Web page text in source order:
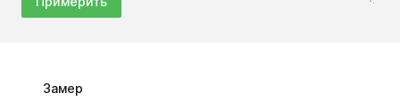
Замер